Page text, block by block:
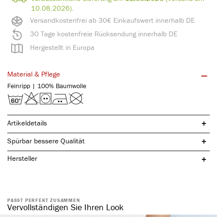
Versandkostenfrei ab 30€ Einkaufswert innerhalb DE
30 Tage kostenfreie Rücksendung innerhalb DE
Hergestellt in Europa
10.08.2026).
Material & Pflege
Feinripp | 100% Baumwolle
Artikeldetails
atmungsaktiv & hautfreundlich
elastisch & formstabil
Spürbar bessere Qualität
Hersteller
PASST PERFEKT ZUSAMMEN
Vervollständigen Sie Ihren Look